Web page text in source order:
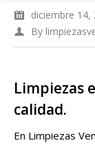
diciembre 14,
By
Limpiezas
calidad.
En Limpiezas